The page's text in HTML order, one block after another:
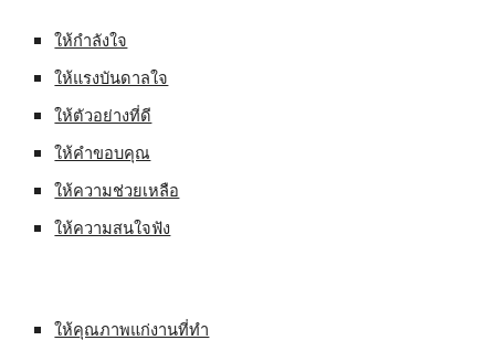
ให้กำลังใจ
ให้แรงบันดาลใจ
ให้ตัวอย่างที่ดี
ให้คำขอบคุณ
ให้ความช่วยเหลือ
ให้ความสนใจฟัง
ให้คุณภาพแก่งานที่ทำ